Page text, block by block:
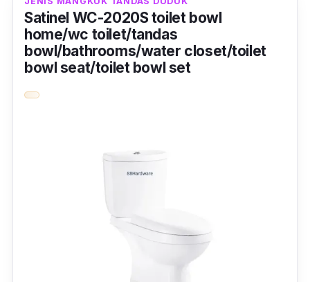
Jangan risau, tempat duduk beserta mangkuk
tandas ini dapat menampung berat sehingga
150kg.
Jadi berat bukan penghalang bagi sesiapa
untuk menggunakannya.
diperbuat dari getah dapat menjamin
keselamatan pengguna dari tergelincir.
Selain itu, bahan seperti
menjadikan kerusi ini ringan,
Satinel WC-2020S toilet bowl
home/wc toilet/tandas
bowl/bathrooms/water closet/toilet
bowl seat/toilet bowl set